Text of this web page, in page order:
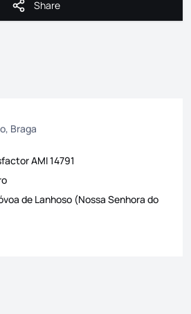
Share
Share
Braga
AMI14791
de Lanhoso (Nossa Senhora do